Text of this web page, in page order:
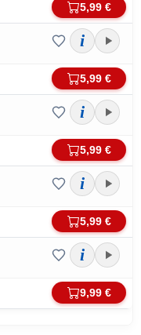
5,99 €
i
5,99 €
i
5,99 €
i
5,99 €
i
9,99 €
in das Feld oben ein.
vergessen!
anlegen